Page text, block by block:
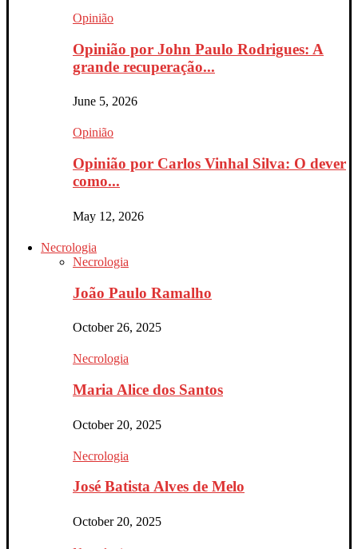
Opinião
Opinião por John Paulo Rodrigues: A
grande recuperação...
June 5, 2026
Opinião
Opinião por Carlos Vinhal Silva: O dever
como...
May 12, 2026
Necrologia
Necrologia
João Paulo Ramalho
October 26, 2025
Necrologia
Maria Alice dos Santos
October 20, 2025
Necrologia
José Batista Alves de Melo
October 20, 2025